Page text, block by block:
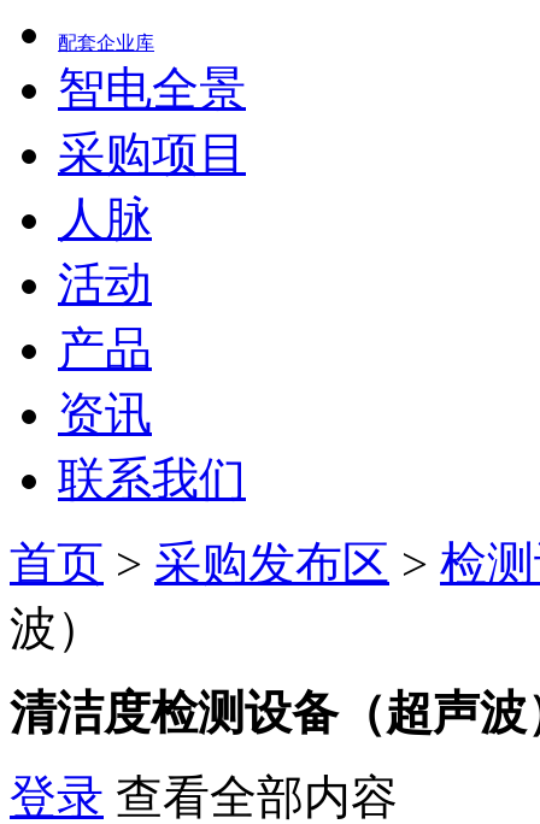
配套企业库
智电全景
采购项目
人脉
活动
产品
资讯
联系我们
首页 > 采购发布区 > 检
波）
清洁度检测设备（超声波
登录 查看全部内容